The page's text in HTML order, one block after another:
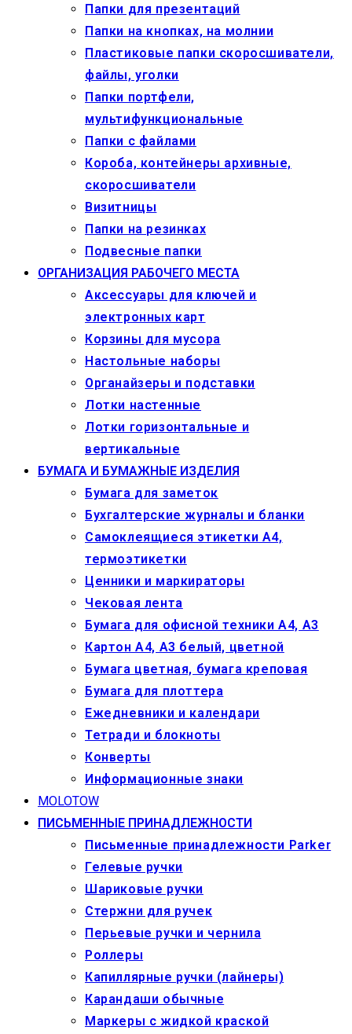
Папки для презентаций
Папки на кнопках, на молнии
Пластиковые папки скоросшиватели,
файлы, уголки
Папки портфели,
мультифункциональные
Папки с файлами
Короба, контейнеры архивные,
скоросшиватели
Визитницы
Папки на резинках
Подвесные папки
ОРГАНИЗАЦИЯ РАБОЧЕГО МЕСТА
Аксессуары для ключей и
электронных карт
Корзины для мусора
Настольные наборы
Органайзеры и подставки
Лотки настенные
Лотки горизонтальные и
вертикальные
БУМАГА И БУМАЖНЫЕ ИЗДЕЛИЯ
Бумага для заметок
Бухгалтерские журналы и бланки
Самоклеящиеся этикетки А4,
термоэтикетки
Ценники и маркираторы
Чековая лента
Бумага для офисной техники А4, А3
Картон А4, А3 белый, цветной
Бумага цветная, бумага креповая
Бумага для плоттера
Ежедневники и календари
Тетради и блокноты
Конверты
Информационные знаки
MOLOTOW
ПИСЬМЕННЫЕ ПРИНАДЛЕЖНОСТИ
Письменные принадлежности Parker
Гелевые ручки
Шариковые ручки
Стержни для ручек
Перьевые ручки и чернила
Роллеры
Капиллярные ручки (лайнеры)
Карандаши обычные
Маркеры c жидкой краской